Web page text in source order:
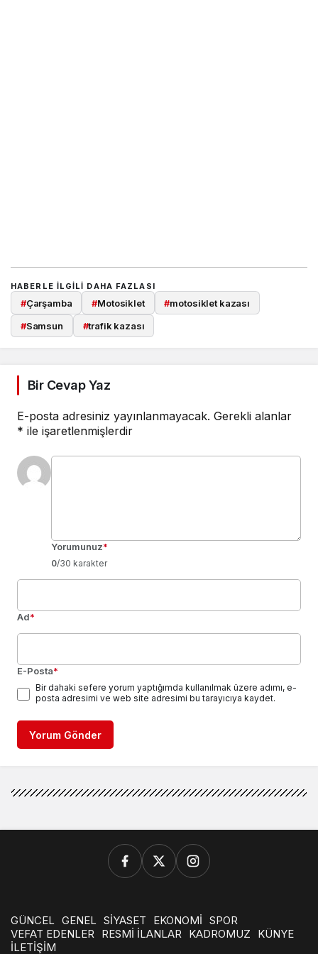
HABERLE ILGILI DAHA FAZLASI
#Çarşamba #Motosiklet #motosiklet kazası
#Samsun #trafik kazası
Bir Cevap Yaz
E-posta adresiniz yayınlanmayacak. Gerekli alanlar
* ile işaretlenmişlerdir
Yorumunuz*
0/30 karakter
Ad*
E-Posta*
Bir dahaki sefere yorum yaptığımda kullanılmak üzere adımı, e-
posta adresimi ve web site adresimi bu tarayıcıya kaydet.
Yorum Gönder
GÜNCEL GENEL SİYASET EKONOMİ SPOR
VEFAT EDENLER RESMİ İLANLAR KADROMUZ
KÜNYE
İLETİŞİM